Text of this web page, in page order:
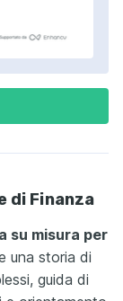
di Finanza
su misura per
una storia di
guida di